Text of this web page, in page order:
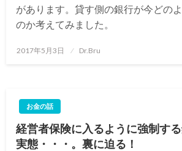
があります。貸す側の銀行が今どの
のか考えてみました。
投
2017年5月3日 Dr.Bru
お金の話
経営者保険に入るように強制す
実態・・・。裏に迫る！